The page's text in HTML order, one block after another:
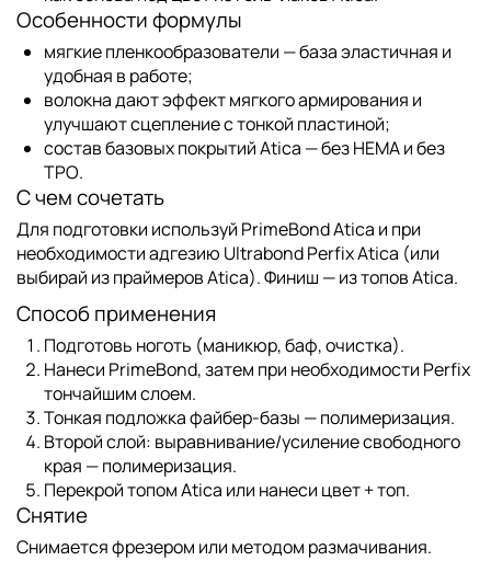
Особенности формулы
мягкие пленкообразователи — база эластичная и
удобная в работе;
волокна дают эффект мягкого армирования и
улучшают сцепление с тонкой пластиной;
состав базовых покрытий Atica —без HEMA и без
TPO.
С чем сочетать
Для подготовки используй PrimeBond Atica и при
необходимости адгезию Ultrabond Perfix Atica (или
выбирай изпраймеров Atica). Финиш — изтопов Atica.
Способ применения
Подготовь ноготь (маникюр, баф, очистка).
Нанеси PrimeBond, затем при необходимости Perfix
тончайшим слоем.
Тонкая подложка файбер-базы — полимеризация.
Второй слой: выравнивание/усиление свободного
края — полимеризация.
Перекройтопом Atica или нанеси цвет + топ.
Снятие
Снимаетсяфрезером или методом размачивания.